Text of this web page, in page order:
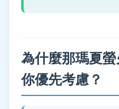
為什麼那瑪夏
你優先考慮？